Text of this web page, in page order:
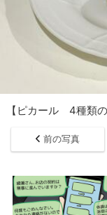
【ピカール 4種類
前の写真